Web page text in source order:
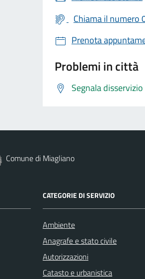
Chiama il
Prenota
Problemi in città
Segnala disservizio
Comune di Miagliano
CATEGORIE DI SERVIZIO
Ambiente
Anagrafe e stato civile
Autorizzazioni
Catasto e urbanistica